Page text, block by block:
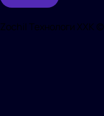
Zochil Технологи ХХК ©